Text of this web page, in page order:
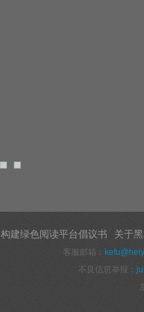
构建绿色阅读平台倡议书 关于
客服邮箱：
不良信息举报：